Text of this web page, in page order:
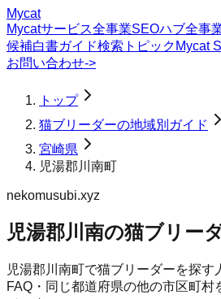
Mycat
Mycatサービス全事業SEOハブ全事
候補白書ガイド検索トピック Mycat
お問い合わせ->
トップ
猫ブリーダーの地域別ガイド
宮崎県
児湯郡川南町
nekomusubi.xyz
児湯郡川南の猫ブリー
児湯郡川南町で猫ブリーダーを探す
FAQ・同じ都道府県の他の市区町村